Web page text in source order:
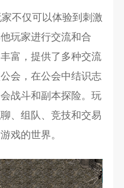
不仅可以体验到刺激
玩家进行交流和合
富，提供了多种交流
会，在公会中结识志
战斗和副本探险。玩
、组队、竞技和交易
戏的世界。